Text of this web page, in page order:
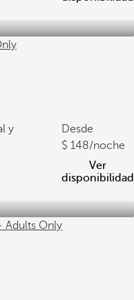
y
Desde
148/noche
Ver
disponibilidad
Adults Only